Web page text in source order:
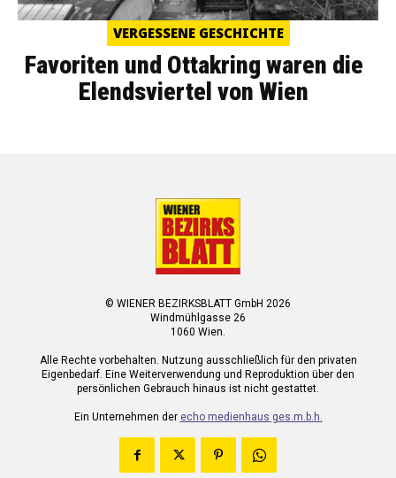
VERGESSENE GESCHICHTE
Favoriten und Ottakring waren die
Elendsviertel von Wien
© WIENER BEZIRKSBLATT GmbH 2026
Windmühlgasse 26
1060 Wien.
Alle Rechte vorbehalten. Nutzung ausschließlich für den privaten
Eigenbedarf. Eine Weiterverwendung und Reproduktion über den
persönlichen Gebrauch hinaus ist nicht gestattet.
Ein Unternehmen der echo medienhaus ges.m.b.h.